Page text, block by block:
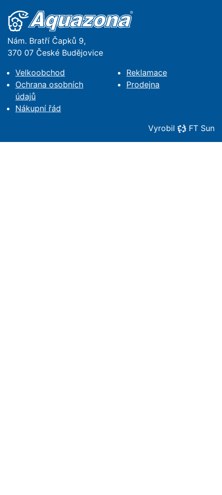
Nám. Bratří Čapků 9,
370 07 České Budějovice
Velkoobchod
Ochrana osobních
údajů
Nákupní řád
Reklamace
Prodejna
Vyrobil FT Sun